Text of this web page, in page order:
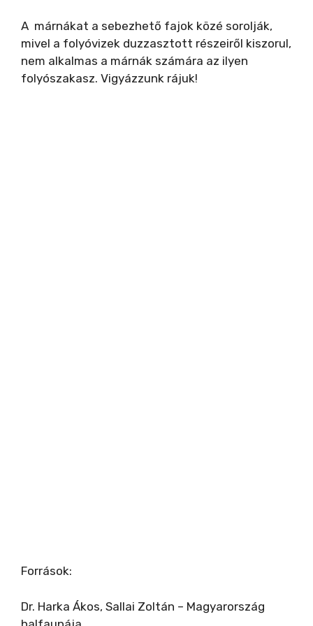
A márnákat a sebezhető fajok közé sorolják,
mivel a folyóvizek duzzasztott részeiről kiszorul,
nem alkalmas a márnák számára az ilyen
folyószakasz. Vigyázzunk rájuk!
Források:
Dr. Harka Ákos, Sallai Zoltán – Magyarország